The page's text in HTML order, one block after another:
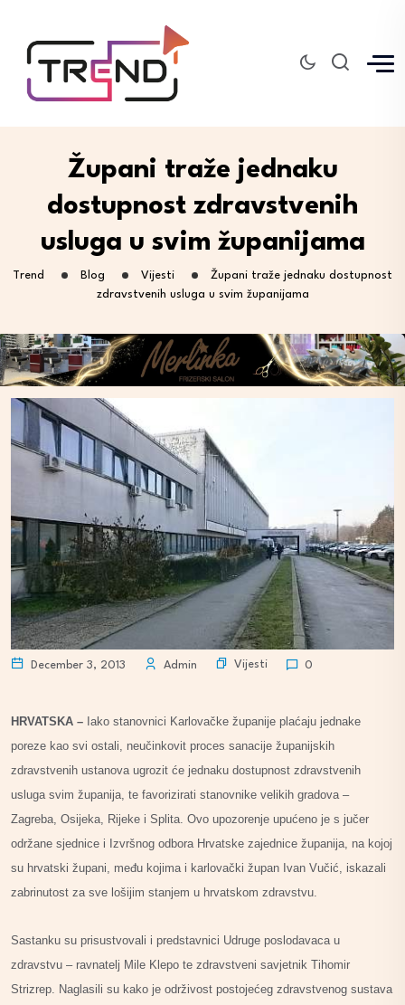
Župani traže jednaku
dostupnost zdravstvenih
usluga u svim županijama
Trend Blog Vijesti
Župani traže jednaku dostupnost
zdravstvenih usluga u svim županijama
December 3, 2013 Admin Vijesti 0
HRVATSKA – Iako stanovnici Karlovačke županije plaćaju jednake
poreze kao svi ostali, neučinkovit proces sanacije županijskih
zdravstvenih ustanova ugrozit će jednaku dostupnost zdravstvenih
usluga svim županija, te favorizirati stanovnike velikih gradova –
Zagreba, Osijeka, Rijeke i Splita. Ovo upozorenje upućeno je s jučer
održane sjednice i Izvršnog odbora Hrvatske zajednice županija, na kojoj
su hrvatski župani, među kojima i karlovački župan Ivan Vučić, iskazali
zabrinutost za sve lošijim stanjem u hrvatskom zdravstvu.
Sastanku su prisustvovali i predstavnici Udruge poslodavaca u
zdravstvu – ravnatelj Mile Klepo te zdravstveni savjetnik Tihomir
Strizrep. Naglasili su kako je održivost postojećeg zdravstvenog sustava